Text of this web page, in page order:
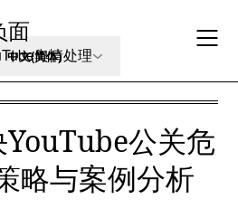
面
舆情处理
YouTube公关危
略与案例分析